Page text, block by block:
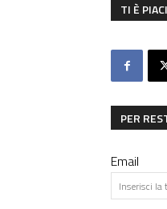
TI È
PER
Email